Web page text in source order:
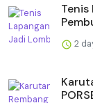
Tenis
2